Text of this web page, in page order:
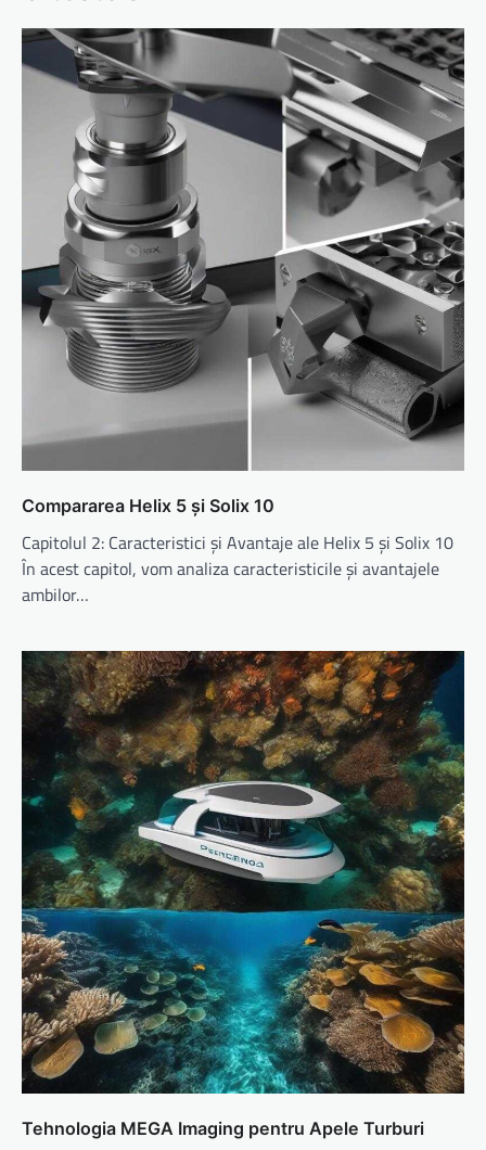
Compararea Helix 5 și Solix 10
Capitolul 2: Caracteristici și Avantaje ale Helix 5 și Solix 10
În acest capitol, vom analiza caracteristicile și avantajele
ambilor…
Tehnologia MEGA Imaging pentru Apele Turburi